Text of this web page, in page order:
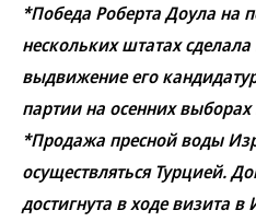
*Победа Роберта Доула на
нескольких штатах
выдвижение его
партии на осенних
*Продажа пресной воды
осуществляться Турцией.
достигнута в ходе визита